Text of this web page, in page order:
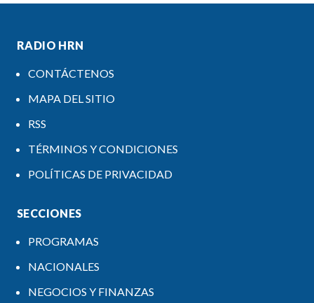
RADIO HRN
CONTÁCTENOS
MAPA DEL SITIO
RSS
TÉRMINOS Y CONDICIONES
POLÍTICAS DE PRIVACIDAD
SECCIONES
PROGRAMAS
NACIONALES
NEGOCIOS Y FINANZAS